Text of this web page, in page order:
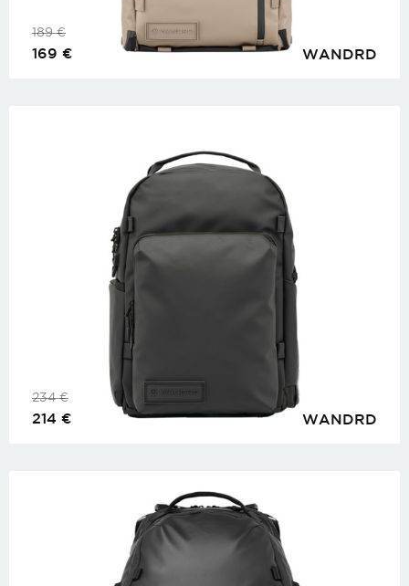
WANDRD
189€
169 €
WANDRD
234€
214 €